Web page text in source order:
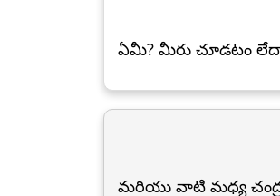
ఏమీ? మీరు చూడటం
మరియు వాటి మధ్య